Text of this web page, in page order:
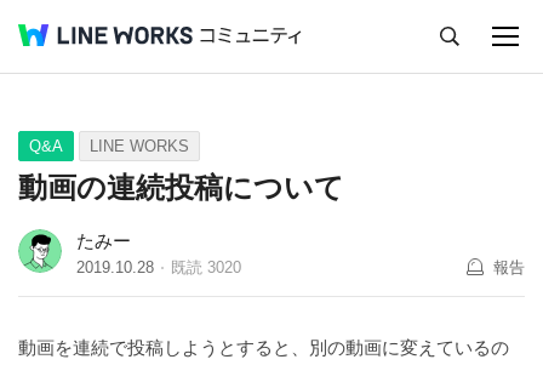
Q&A Tips Ideas
Q&A LINE WORKS
動画の連続投稿について
たみー
2019.10.28 既読 3020 報告
動画を連続で投稿しようとすると、別の動画に変えているの